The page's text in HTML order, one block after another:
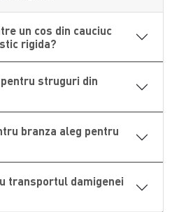
protejeaza sticla in
pentru branza
din gama noastra si
din gospodarie.
un cos din cauciuc
rigida?
struguri din
branza aleg pentru
transportul damigenei